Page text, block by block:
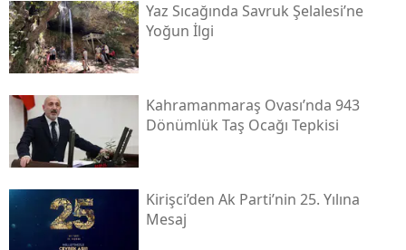
Yaz Sıcağında Savruk Şelalesi’ne
Yoğun İlgi
Kahramanmaraş Ovası’nda 943
Dönümlük Taş Ocağı Tepkisi
Kirişci’den Ak Parti’nin 25. Yılına
Mesaj